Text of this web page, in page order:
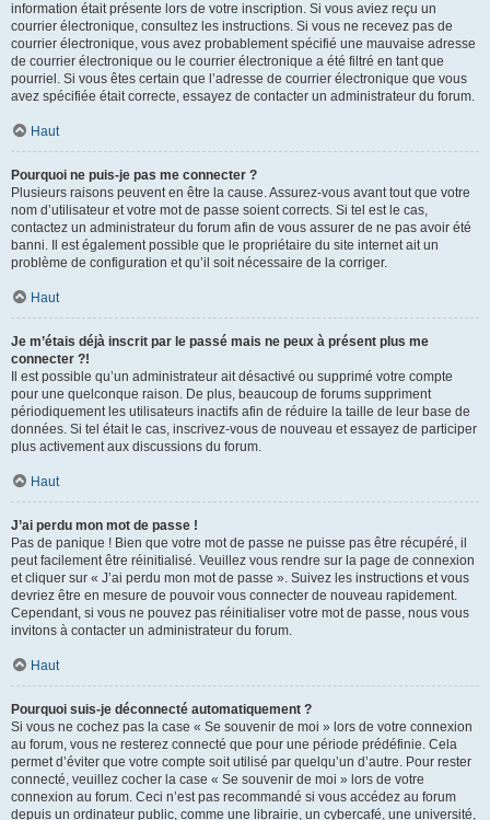
information était présente lors de votre inscription. Si vous aviez reçu un
courrier électronique, consultez les instructions. Si vous ne recevez pas de
courrier électronique, vous avez probablement spécifié une mauvaise adresse
de courrier électronique ou le courrier électronique a été filtré en tant que
pourriel. Si vous êtes certain que l’adresse de courrier électronique que vous
avez spécifiée était correcte, essayez de contacter un administrateur du forum.
Haut
Pourquoi ne puis-je pas me connecter ?
Plusieurs raisons peuvent en être la cause. Assurez-vous avant tout que votre
nom d’utilisateur et votre mot de passe soient corrects. Si tel est le cas,
contactez un administrateur du forum afin de vous assurer de ne pas avoir été
banni. Il est également possible que le propriétaire du site internet ait un
problème de configuration et qu’il soit nécessaire de la corriger.
Haut
Je m’étais déjà inscrit par le passé mais ne peux à présent plus me
connecter ?!
Il est possible qu’un administrateur ait désactivé ou supprimé votre compte
pour une quelconque raison. De plus, beaucoup de forums suppriment
périodiquement les utilisateurs inactifs afin de réduire la taille de leur base de
données. Si tel était le cas, inscrivez-vous de nouveau et essayez de participer
plus activement aux discussions du forum.
Haut
J’ai perdu mon mot de passe !
Pas de panique ! Bien que votre mot de passe ne puisse pas être récupéré, il
peut facilement être réinitialisé. Veuillez vous rendre sur la page de connexion
et cliquer sur « J’ai perdu mon mot de passe ». Suivez les instructions et vous
devriez être en mesure de pouvoir vous connecter de nouveau rapidement.
Cependant, si vous ne pouvez pas réinitialiser votre mot de passe, nous vous
invitons à contacter un administrateur du forum.
Haut
Pourquoi suis-je déconnecté automatiquement ?
Si vous ne cochez pas la case « Se souvenir de moi » lors de votre connexion
au forum, vous ne resterez connecté que pour une période prédéfinie. Cela
permet d’éviter que votre compte soit utilisé par quelqu’un d’autre. Pour rester
connecté, veuillez cocher la case « Se souvenir de moi » lors de votre
connexion au forum. Ceci n’est pas recommandé si vous accédez au forum
depuis un ordinateur public, comme une librairie, un cybercafé, une université,